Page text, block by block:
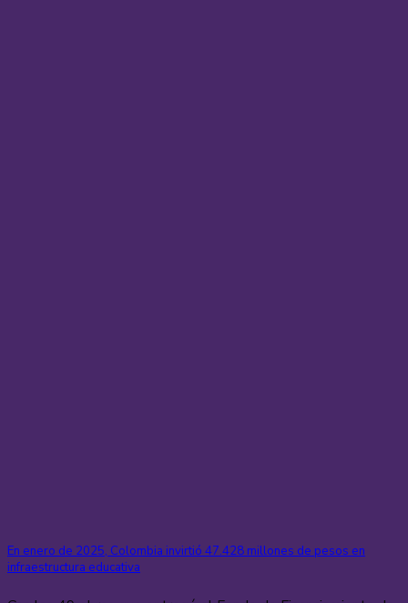
En enero de 2025, Colombia invirtió 47.428 millones de pesos en
infraestructura educativa